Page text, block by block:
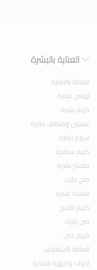
العناية بالبشرة
العناية بالبشرة
لوشن بشرة
كريم بشرة
غسول ومنظف بشرة
سيرم بشرة
كريم سنفرة
مقشر بشرة
ملح حليب
ماسك بشرة
كريم تفتيح
صن بلوك
كريم عين
العناية بالشفايف
ادوات واجهزة البشرة